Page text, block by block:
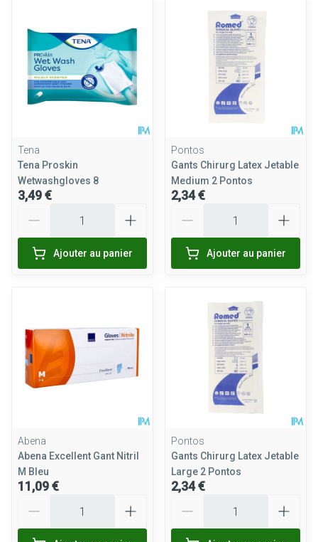
Tena
Tena Proskin
Wetwashgloves 8
3,49 €
Ajouter au panier
Pontos
Gants Chirurg Latex Jetable
Medium 2 Pontos
2,34 €
Ajouter au panier
Abena
Abena Excellent Gant Nitril
M Bleu
11,09 €
Pontos
Gants Chirurg Latex Jetable
Large 2 Pontos
2,34 €